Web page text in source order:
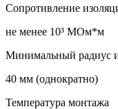
Сопротивление
не менее 10³ МОм*м
Минимальный радиус
40 мм (однократно)
Температура монтажа